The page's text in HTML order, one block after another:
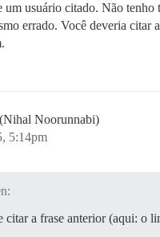
um usuário citado. Não tenho
errado. Você deveria citar
(Nihal Noorunnabi)
5:14pm
citar a frase anterior (aqui: o